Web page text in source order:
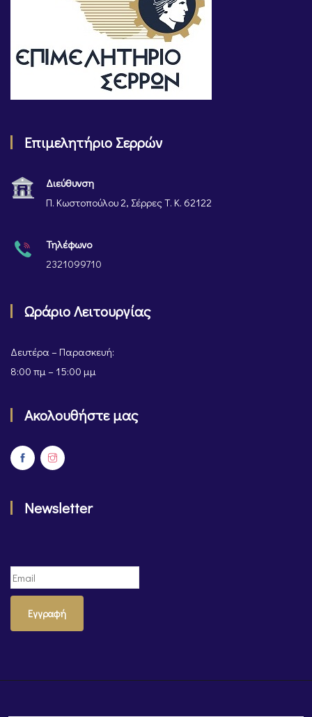
Επιμελητήριο Σερρών
Διεύθυνση
Π. Κωστοπούλου 2, Σέρρες Τ. Κ. 62122
Τηλέφωνο
2321099710
Ωράριο Λειτουργίας
Δευτέρα – Παρασκευή:
8:00 πμ – 15:00 μμ
Ακολουθήστε μας
Newsletter
Εγγραφή